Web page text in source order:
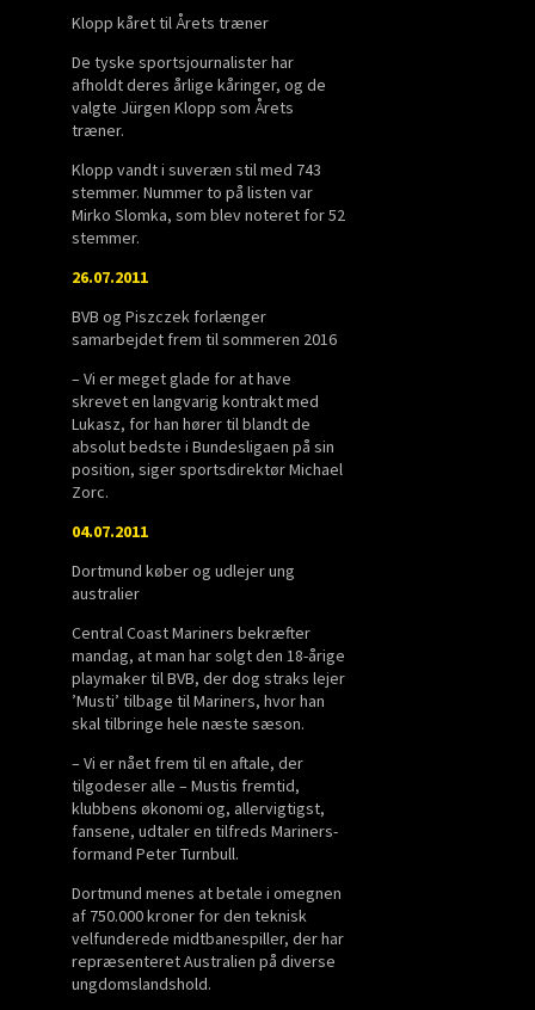
Klopp kåret til Årets træner
De tyske sportsjournalister har
afholdt deres årlige kåringer, og de
valgte Jürgen Klopp som Årets
træner.
Klopp vandt i suveræn stil med 743
stemmer. Nummer to på listen var
Mirko Slomka, som blev noteret for 52
stemmer.
26.07.2011
BVB og Piszczek forlænger
samarbejdet frem til sommeren 2016
– Vi er meget glade for at have
skrevet en langvarig kontrakt med
Lukasz, for han hører til blandt de
absolut bedste i Bundesligaen på sin
position, siger sportsdirektør Michael
Zorc.
04.07.2011
Dortmund køber og udlejer ung
australier
Central Coast Mariners bekræfter
mandag, at man har solgt den 18-årige
playmaker til BVB, der dog straks lejer
’Musti’ tilbage til Mariners, hvor han
skal tilbringe hele næste sæson.
– Vi er nået frem til en aftale, der
tilgodeser alle – Mustis fremtid,
klubbens økonomi og, allervigtigst,
fansene, udtaler en tilfreds Mariners-
formand Peter Turnbull.
Dortmund menes at betale i omegnen
af 750.000 kroner for den teknisk
velfunderede midtbanespiller, der har
repræsenteret Australien på diverse
ungdomslandshold.